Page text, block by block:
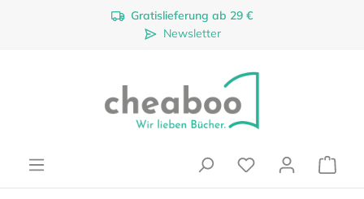
Zum Hauptinhalt springenGratislieferung ab 29 €
Newsletter